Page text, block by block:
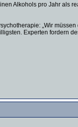
Alkohols pro Jahr
„Wir
Experten